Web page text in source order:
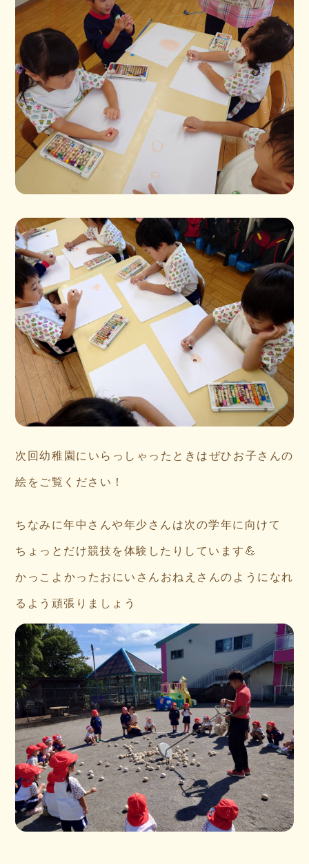
次回幼稚園にいらっしゃったときはぜひお子さんの
絵をご覧ください！
ちなみに年中さんや年少さんは次の学年に向けて
ちょっとだけ競技を体験したりしています💪
かっこよかったおにいさんおねえさんのようになれ
るよう頑張りましょう